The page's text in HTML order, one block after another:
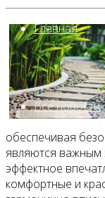
Главная
Все новости
Видео
обеспечивая
являются важным
эффектное
комфортные и